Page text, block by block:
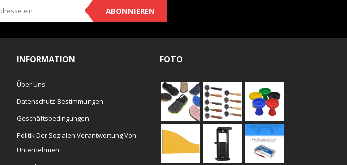
ABONNIEREN
INFORMATION
Über Uns
Datenschutz-Bestimmungen
Geschäftsbedingungen
Politik Der Sozialen Verantwortung Von
Unternehmen
FOTO